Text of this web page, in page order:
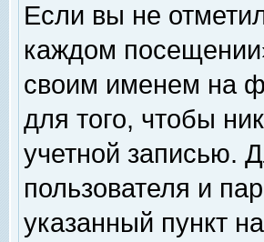
Если вы не
каждом
своим именем на
для того, чтобы
учетной записью.
пользователя и
указанный пункт